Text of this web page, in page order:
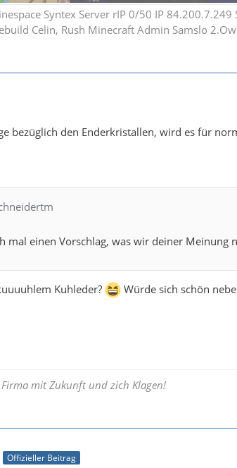
Syntex Server rIP 0/50 IP
Celin, Rush Minecraft Admin Samslo
bezüglich den Enderkristallen, wird es für
mal einen Vorschlag, was wir deiner Meinung
Kuhleder? Würde sich schön
mit Zukunft und zich Klagen!
Offizieller Beitrag